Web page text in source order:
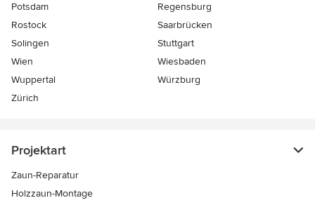
Potsdam
Regensburg
Rostock
Saarbrücken
Solingen
Stuttgart
Wien
Wiesbaden
Wuppertal
Würzburg
Zürich
Projektart
Zaun-Reparatur
Holzzaun-Montage